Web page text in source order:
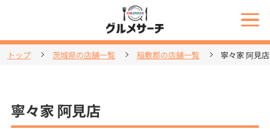
トップ 茨城県の店舗一覧 稲敷郡の店舗一覧 寧々家 阿見店
寧々家 阿見店